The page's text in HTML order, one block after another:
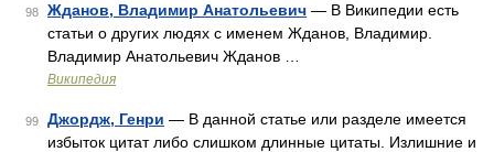
98 Жданов, Владимир Анатольевич — В Википедии есть
статьи о других людях с именем Жданов, Владимир.
Владимир Анатольевич Жданов …
Википедия
99 Джордж, Генри — В данной статье или разделе имеется
избыток цитат либо слишком длинные цитаты. Излишние и